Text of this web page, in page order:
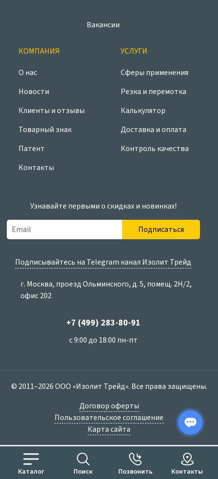
Каталог Поиск Позвонить Контакты
Вакансии
КОМПАНИЯ
О нас
Новости
Клиенты и отзывы
Товарный знак
Патент
Контакты
УСЛУГИ
Сферы применения
Резка и перемотка
Калькулятор
Доставка и оплата
Контроль качества
Узнавайте первыми о скидках и новинках!
Подписаться
Подписывайтесь на Telegram канал Изолит Трейд
г. Москва, проезд Ольминского, д. 5, помещ. 2Н/2,
офис 202
+7 (499) 283-80-91
с 9:00 до 18:00 пн-пт
© 2011–2026 ООО «Изолит Трейд». Все права защищены.
Договор оферты
Пользовательское соглашение
Карта сайта